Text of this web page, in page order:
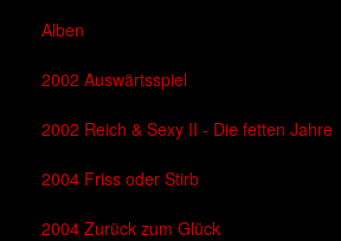
Alben
2002 Auswärtsspiel
2002 Reich & Sexy II - Die fetten Jahre
2004 Friss oder Stirb
2004 Zurück zum Glück